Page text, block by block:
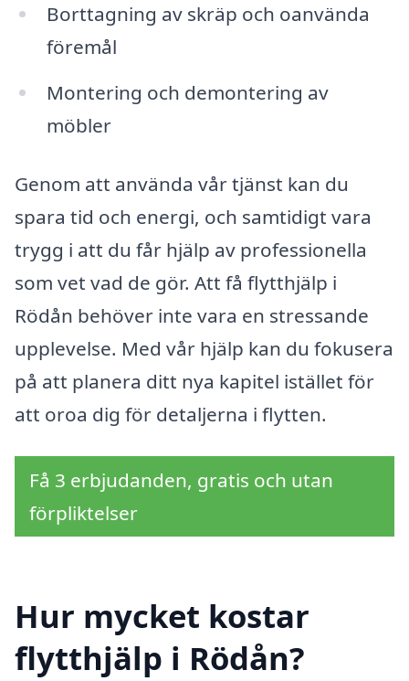
Borttagning av skräp och oanvända
föremål
Montering och demontering av
möbler
Genom att använda vår tjänst kan du
spara tid och energi, och samtidigt vara
trygg i att du får hjälp av professionella
som vet vad de gör. Att få flytthjälp i
Rödån behöver inte vara en stressande
upplevelse. Med vår hjälp kan du fokusera
på att planera ditt nya kapitel istället för
att oroa dig för detaljerna i flytten.
Få 3 erbjudanden, gratis och utan
förpliktelser
Hur mycket kostar
flytthjälp i Rödån?